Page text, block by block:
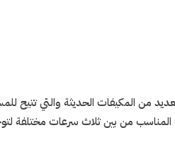
هي ميزة شائعة في العديد من المكيفات
من بين ثلاث سرعات مختلفة